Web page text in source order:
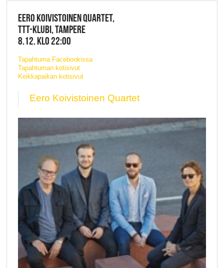
EERO KOIVISTOINEN QUARTET,
TTT-KLUBI, TAMPERE
8.12. KLO 22:00
Tapahtuma Facebookissa
Tapahtuman kotisivut
Keikkapaikan kotisivut
Eero Koivistoinen Quartet